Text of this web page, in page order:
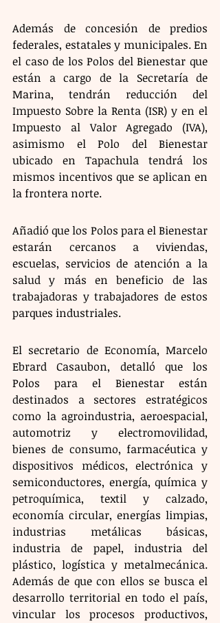
Además de concesión de predios
federales, estatales y municipales. En
el caso de los Polos del Bienestar que
están a cargo de la Secretaría de
Marina, tendrán reducción del
Impuesto Sobre la Renta (ISR) y en el
Impuesto al Valor Agregado (IVA),
asimismo el Polo del Bienestar
ubicado en Tapachula tendrá los
mismos incentivos que se aplican en
la frontera norte.
Añadió que los Polos para el Bienestar
estarán cercanos a viviendas,
escuelas, servicios de atención a la
salud y más en beneficio de las
trabajadoras y trabajadores de estos
parques industriales.
El secretario de Economía, Marcelo
Ebrard Casaubon, detalló que los
Polos para el Bienestar están
destinados a sectores estratégicos
como la agroindustria, aeroespacial,
automotriz y electromovilidad,
bienes de consumo, farmacéutica y
dispositivos médicos, electrónica y
semiconductores, energía, química y
petroquímica, textil y calzado,
economía circular, energías limpias,
industrias metálicas básicas,
industria de papel, industria del
plástico, logística y metalmecánica.
Además de que con ellos se busca el
desarrollo territorial en todo el país,
vincular los procesos productivos,